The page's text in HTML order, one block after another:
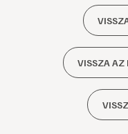
VISSZA AZ